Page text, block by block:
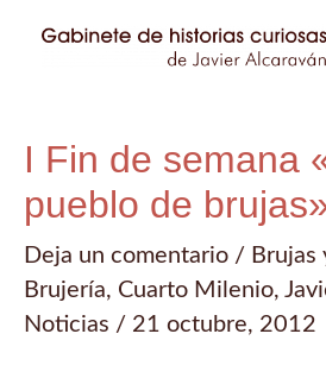
I Fin de semana
pueblo de
Deja un comentario / Brujas
Brujería, Cuarto Milenio,
Noticias / 21 octubre, 2012